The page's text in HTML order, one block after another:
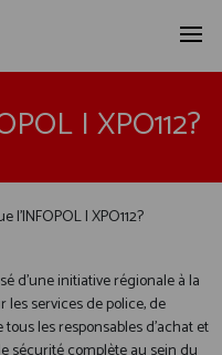
I XPO112?
l'INFOPOL I XPO112?
d’une initiative régionale à la
services de police, de
les responsables d’achat et